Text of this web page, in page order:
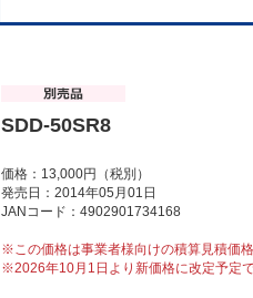
SDD-50SR8
価格：13,000円（税別）
発売日：2014年05月01日
JANコード：4902901734168
※この価格は事業者様向けの積算見積価
※2026年10月1日より新価格に改定予定